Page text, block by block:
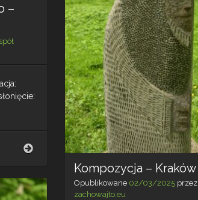
–
Architektura
–
Kraków
Kompozycja – Kraków
Opublikowane 02/03/2025 przez
zachowajto.eu